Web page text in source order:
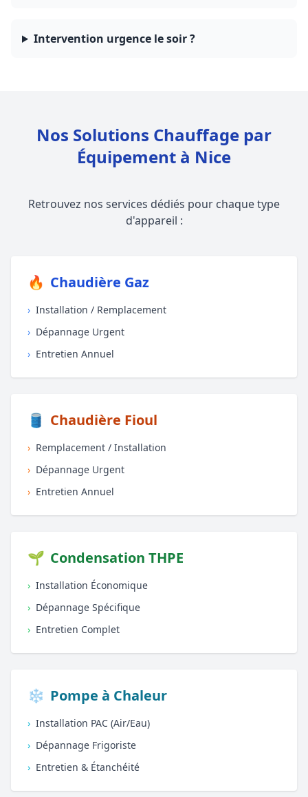
Intervention urgence le soir ?
Nos Solutions Chauffage par
Équipement à Nice
Retrouvez nos services dédiés pour chaque type
d'appareil :
🔥 Chaudière Gaz
› Installation / Remplacement
› Dépannage Urgent
› Entretien Annuel
🛢️ Chaudière Fioul
› Remplacement / Installation
› Dépannage Urgent
› Entretien Annuel
🌱 Condensation THPE
› Installation Économique
› Dépannage Spécifique
› Entretien Complet
❄️ Pompe à Chaleur
› Installation PAC (Air/Eau)
› Dépannage Frigoriste
› Entretien & Étanchéité